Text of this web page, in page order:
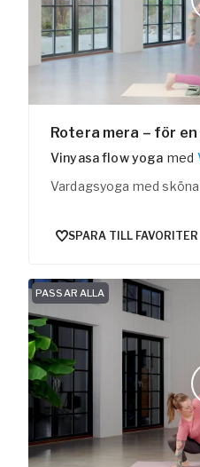
Rotera mera – för
Vinyasa flow yoga med
Vardagsyoga med
SPARA TILL FAVORITER
PASSAR ALLA